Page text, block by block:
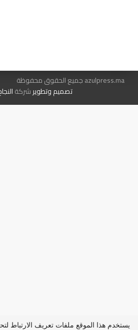
azulpress.ma جميع الحقوق محفوظة
تصميم وتطويرشركة
يستخدم هذا الموقع ملفات تعريف الارتباط